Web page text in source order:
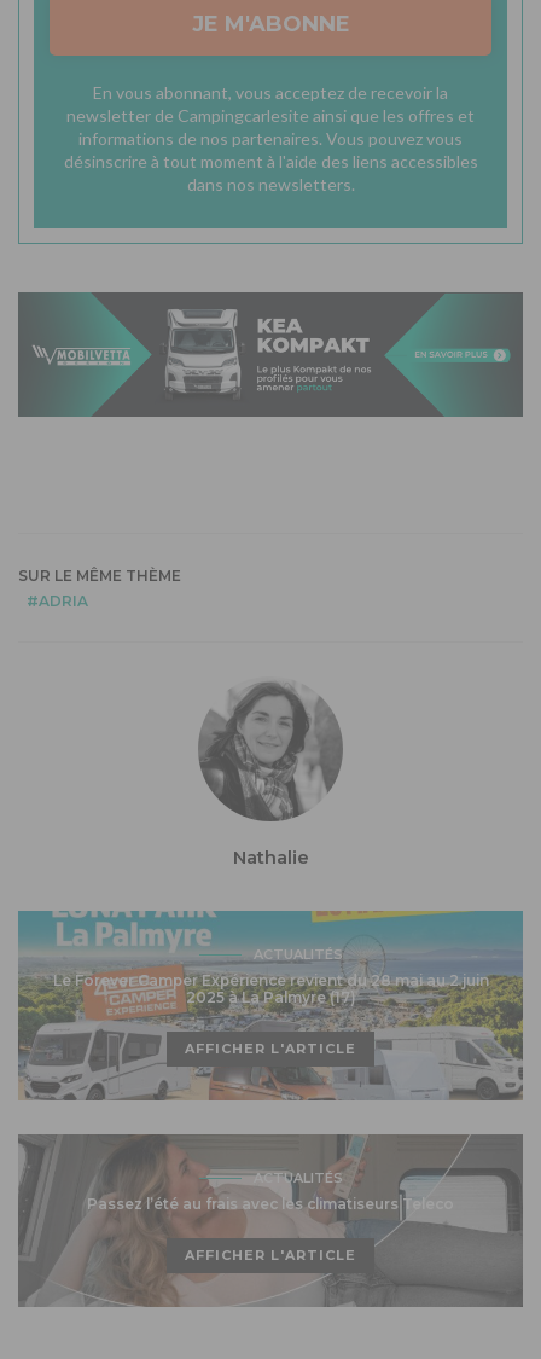
JE M'ABONNE
En vous abonnant, vous acceptez de recevoir la
newsletter de Campingcarlesite ainsi que les offres et
informations de nos partenaires. Vous pouvez vous
désinscrire à tout moment à l'aide des liens accessibles
dans nos newsletters.
SUR LE MÊME THÈME
ADRIA
Nathalie
ACTUALITÉS
Le Forever Camper Expérience revient du 28 mai au 2 juin
2025 à La Palmyre (17)
AFFICHER L'ARTICLE
ACTUALITÉS
Passez l’été au frais avec les climatiseurs Teleco
AFFICHER L'ARTICLE